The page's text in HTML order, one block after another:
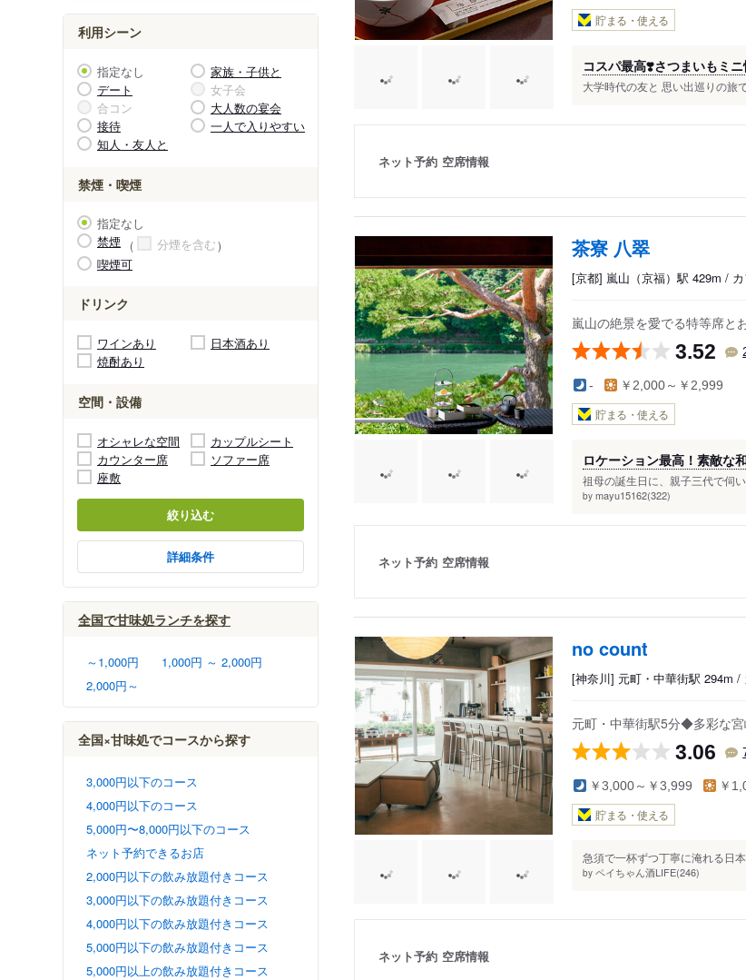
利用シーン
指定なし
家族・子供と
デート
女子会
合コン
大人数の宴会
接待
一人で入りやすい
知人・友人と
禁煙・喫煙
指定なし
禁煙
分煙を含む
喫煙可
ドリンク
ワインあり
日本酒あり
焼酎あり
空間・設備
オシャレな空間
カップルシート
カウンター席
ソファー席
座敷
絞り込む
詳細条件
全国で甘味処ランチを探す
～1,000円
1,000円 ～ 2,000円
2,000円～
全国×甘味処でコースから探す
3,000円以下のコース
4,000円以下のコース
5,000円〜8,000円以下のコース
ネット予約できるお店
2,000円以下の飲み放題付きコース
3,000円以下の飲み放題付きコース
4,000円以下の飲み放題付きコース
5,000円以下の飲み放題付きコース
5,000円以上の飲み放題付きコース
貯まる・使える
コスパ最高❣️さつまいもミ
大学時代の友と 思い出巡りの旅
ネット予約 空席情報
茶寮 八翠
[京都] 嵐山（京福）駅 429m / カ
嵐山の絶景を愛でる特等席と
3.52
- ￥2,000～￥2,999
貯まる・使える
ロケーション最高！素敵な
祖母の誕生日に、親子三代で伺
by mayu15162(322)
ネット予約 空席情報
no count
[神奈川] 元町・中華街駅 294m /
元町・中華街駅5分◆多彩な
3.06
￥3,000～￥3,999 ￥
貯まる・使える
急須で一杯ずつ丁寧に淹れる日
by ペイちゃん酒LIFE(246)
ネット予約 空席情報